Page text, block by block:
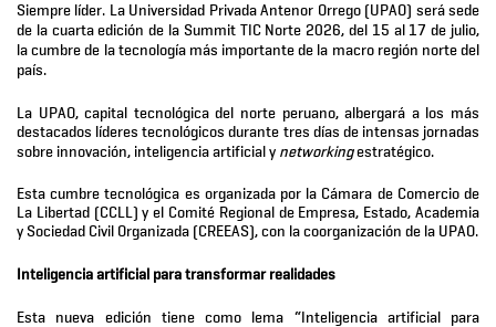
Siempre líder. La Universidad Privada Antenor Orrego (UPAO) será sede
de la cuarta edición de la Summit TIC Norte 2026, del 15 al 17 de julio,
la cumbre de la tecnología más importante de la macro región norte del
país.
La UPAO, capital tecnológica del norte peruano, albergará a los más
destacados líderes tecnológicos durante tres días de intensas jornadas
sobre innovación, inteligencia artificial y networkingestratégico.
Esta cumbre tecnológica es organizada por la Cámara de Comercio de
La Libertad (CCLL) y el Comité Regional de Empresa, Estado, Academia
y Sociedad Civil Organizada (CREEAS), con la coorganización de la UPAO.
Inteligencia artificial para transformar realidades
Esta nueva edición tiene como lema “Inteligencia artificial para